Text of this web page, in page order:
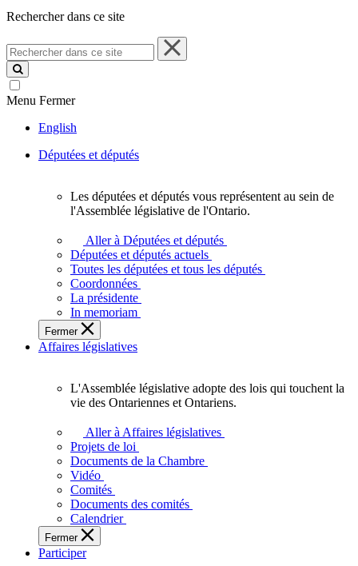
Rechercher dans ce site
Rechercher
dans
ce
site
Menu Fermer
English
Députées et députés
députés
vous
représentent
sein
de
l'Assemblée
législative
l'Ontario.
Les députées et députés vous représentent au sein de
l'Assemblée législative de l'Ontario.
Aller à Députées et députés
Députées et députés actuels
Toutes les députées et tous les députés
Coordonnées
La présidente
In memoriam
Fermer
Affaires législatives
L'Assemblée
adopte
touchent
des
Ontariennes
et
L'Assemblée législative adopte des lois qui touchent la
vie des Ontariennes et Ontariens.
Aller à Affaires législatives
Projets de loi
Documents de la Chambre
Vidéo
Comités
Documents des comités
Calendrier
Fermer
Participer